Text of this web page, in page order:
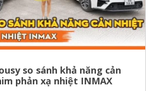
so sánh khả năng cản
phản xạ nhiệt INMAX